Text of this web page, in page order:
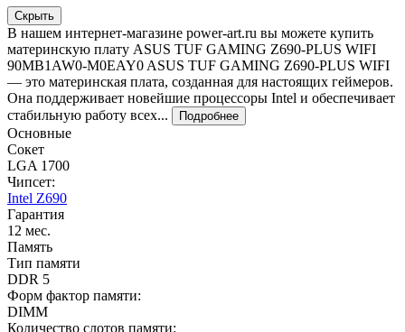
Скрыть
В нашем интернет-магазине power-art.ru вы можете купить
материнскую плату ASUS TUF GAMING Z690-PLUS WIFI
90MB1AW0-M0EAY0 ASUS TUF GAMING Z690-PLUS WIFI
— это материнская плата, созданная для настоящих геймеров.
Она поддерживает новейшие процессоры Intel и обеспечивает
стабильную работу всех...
Подробнее
Основные
Сокет
LGA 1700
Чипсет:
Intel Z690
Гарантия
12 мес.
Память
Тип памяти
DDR 5
Форм фактор памяти:
DIMM
Количество слотов памяти: